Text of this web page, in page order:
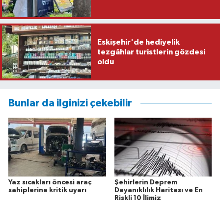
Eskişehir'de hediyelik
tezgâhlar turistlerin gözdesi
oldu
Bunlar da ilginizi çekebilir
Yaz sıcakları öncesi araç
sahiplerine kritik uyarı
Şehirlerin Deprem
Dayanıklılık Haritası ve En
Riskli 10 İlimiz